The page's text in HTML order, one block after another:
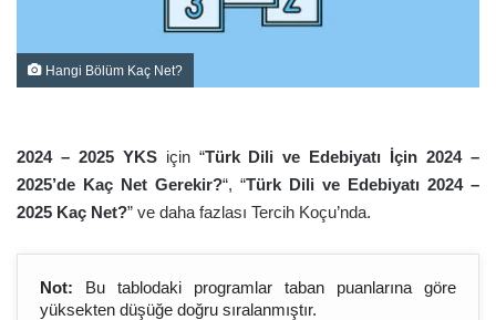
Hangi Bölüm Kaç Net?
2024 – 2025 YKSiçin “Türk Dili ve Edebiyatı İçin 2024 –
2025’de Kaç Net Gerekir?“, “Türk Dili ve Edebiyatı 2024 –
2025 Kaç Net?” ve daha fazlası Tercih Koçu’nda.
Not: Bu tablodaki programlar taban puanlarına göre
yüksekten düşüğe doğru sıralanmıştır.